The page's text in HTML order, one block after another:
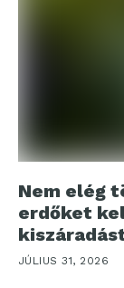
Nem elég
erdőket
JÚLIUS 31, 2026